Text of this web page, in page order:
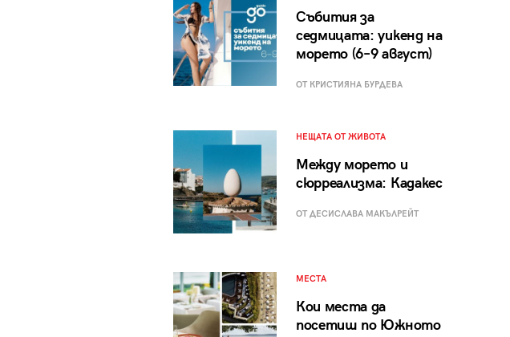
Събития за
седмицата: уикенд на
морето (6–9 август)
ОТ КРИСТИЯНА БУРДЕВА
НЕЩАТА ОТ ЖИВОТА
Между морето и
сюрреализма: Кадакес
ОТ ДЕСИСЛАВА МАКЪЛРЕЙТ
МЕСТА
Кои места да
посетиш по Южното